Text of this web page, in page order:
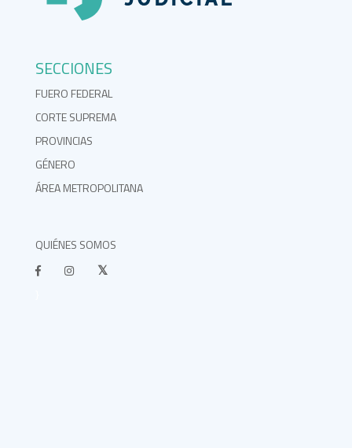
SECCIONES
FUERO FEDERAL
CORTE SUPREMA
PROVINCIAS
GÉNERO
ÁREA METROPOLITANA
QUIÉNES SOMOS